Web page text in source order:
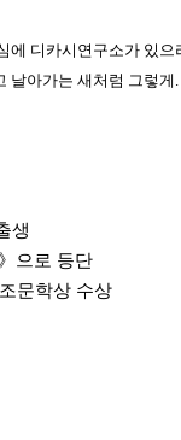
에 디카시연구소가 있으
날아가는 새처럼 그렇게 .
생
》으로 등단
문학상 수상